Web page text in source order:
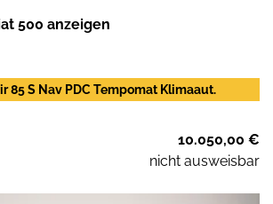
500 anzeigen
85 S Nav PDC Tempomat Klimaaut.
10.050,00 €
nicht ausweisbar